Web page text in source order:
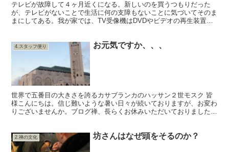
テレビが故障して４ヶ月近くになる。新しいのを買うつもりだった
が、テレビがないことで生活に何の支障もないことに気づいてそのま
まにしてある。我が家では、TV受像機はDVDやビデオの再生装置で
4.スタッフ便り お元気ですか、、、
世界で五番目の大きさを誇るカサブランカのハッサン２世モスク 皆
様こんにちは。信じ難いような暑い日々が続いておりますが、お変わ
りございませんか。ブログ禅、長らくお休みいただいておりました。
2.禅の文化 坊さんはなぜ頭をそるのか？